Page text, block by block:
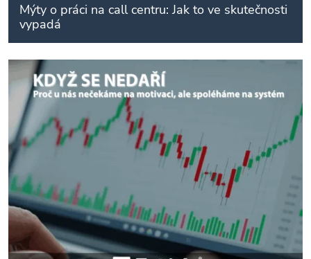
Mýty o práci na call centru: Jak to ve skutečnosti
vypadá